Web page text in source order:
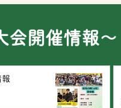
会開催情報～
報